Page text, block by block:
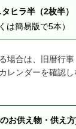
ヒラ半（2枚半）
簡易版で5本）
場合は、旧暦行
レンダーを確認
お供え物・供え